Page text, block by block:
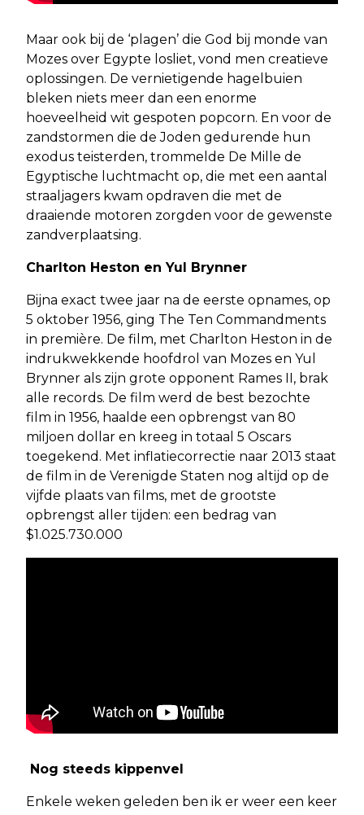
Maar ook bij de ‘plagen’ die God bij monde van
Mozes over Egypte losliet, vond men creatieve
oplossingen. De vernietigende hagelbuien
bleken niets meer dan een enorme
hoeveelheid wit gespoten popcorn. En voor de
zandstormen die de Joden gedurende hun
exodus teisterden, trommelde De Mille de
Egyptische luchtmacht op, die met een aantal
straaljagers kwam opdraven die met de
draaiende motoren zorgden voor de gewenste
zandverplaatsing.
Charlton Heston en Yul Brynner
Bijna exact twee jaar na de eerste opnames, op
5 oktober 1956, ging The Ten Commandments
in première. De film, met Charlton Heston in de
indrukwekkende hoofdrol van Mozes en Yul
Brynner als zijn grote opponent Rames II, brak
alle records. De film werd de best bezochte
film in 1956, haalde een opbrengst van 80
miljoen dollar en kreeg in totaal 5 Oscars
toegekend. Met inflatiecorrectie naar 2013 staat
de film in de Verenigde Staten nog altijd op de
vijfde plaats van films, met de grootste
opbrengst aller tijden: een bedrag van
$1.025.730.000
Nog steeds kippenvel
Enkele weken geleden ben ik er weer een keer